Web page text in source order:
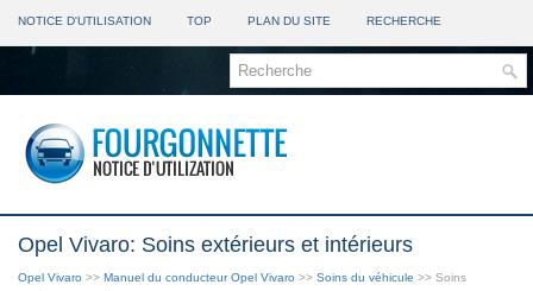
NOTICE D'UTILISATION TOP PLAN DU SITE RECHERCHE
Opel Vivaro: Soins extérieurs et intérieurs
Opel Vivaro >> Manuel du conducteur Opel Vivaro >> Soins du véhicule >> Soins